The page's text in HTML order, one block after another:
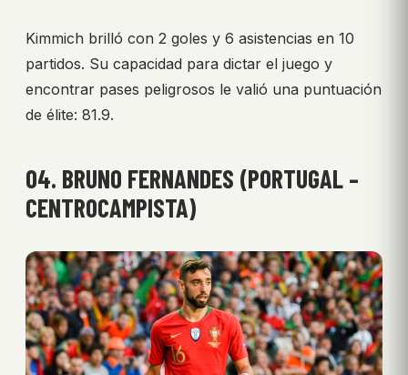
Kimmich brilló con 2 goles y 6 asistencias en 10
partidos. Su capacidad para dictar el juego y
encontrar pases peligrosos le valió una puntuación
de élite: 81.9.
04. BRUNO FERNANDES (PORTUGAL –
CENTROCAMPISTA)